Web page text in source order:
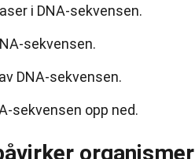
i DNA-sekvensen.
sekvensen.
DNA-sekvensen.
sekvensen opp ned.
organismer